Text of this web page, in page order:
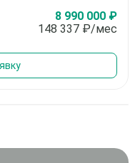
8 990 000 ₽
148 337 ₽/мес